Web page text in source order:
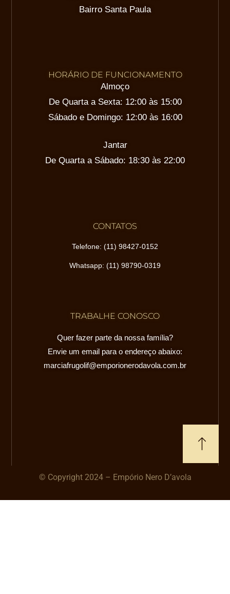
Bairro Santa Paula
HORÁRIO DE FUNCIONAMENTO
Almoço
De Quarta a Sexta: 12:00 às 15:00
Sábado e Domingo: 12:00 às 16:00
Jantar
De Quarta a Sábado: 18:30 às 22:00
CONTATOS
Telefone: (11) 98427-0152
Whatsapp: (11) 98790-0319
TRABALHE CONOSCO
Quer fazer parte da nossa família?
Envie um email para o endereço abaixo:
marciafrugolif@emporionerodavola.com.br
© Copyright 2024 – Empório Nero D’avola